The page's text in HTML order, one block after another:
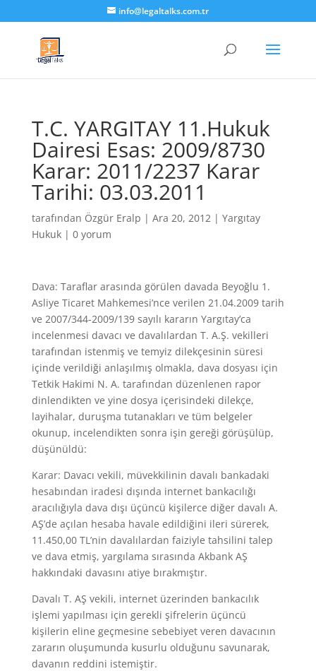
info@legaltalks.com.tr
T.C. YARGITAY 11.Hukuk
Dairesi Esas: 2009/8730
Karar: 2011/2237 Karar
Tarihi: 03.03.2011
tarafından Özgür Eralp | Ara 20, 2012| Yargıtay
Hukuk| 0 yorum
Dava: Taraflar arasında görülen davada Beyoğlu 1.
Asliye Ticaret Mahkemesi’nce verilen 21.04.2009 tarih
ve 2007/344-2009/139 sayılı kararın Yargıtay’ca
incelenmesi davacı ve davalılardan T. A.Ş. vekilleri
tarafından istenmiş ve temyiz dilekçesinin süresi
içinde verildiği anlaşılmış olmakla, dava dosyası için
Tetkik Hakimi N. A. tarafından düzenlenen rapor
dinlendikten ve yine dosya içerisindeki dilekçe,
layihalar, duruşma tutanakları ve tüm belgeler
okunup, incelendikten sonra işin gereği görüşülüp,
düşünüldü:
Karar: Davacı vekili, müvekkilinin davalı bankadaki
hesabından iradesi dışında internet bankacılığı
aracılığıyla dava dışı üçüncü kişilerce diğer davalı A.
AŞ’de açılan hesaba havale edildiğini ileri sürerek,
11.450,00 TL’nin davalılardan faiziyle tahsilini talep
ve dava etmiş, yargılama sırasında Akbank AŞ
hakkındaki davasını atiye bırakmıştır.
Davalı T. AŞ vekili, internet üzerinden bankacılık
işlemi yapılması için gerekli şifrelerin üçüncü
kişilerin eline geçmesine sebebiyet veren davacının
zararın oluşumunda kusurlu olduğunu savunarak,
davanın reddini istemiştir.